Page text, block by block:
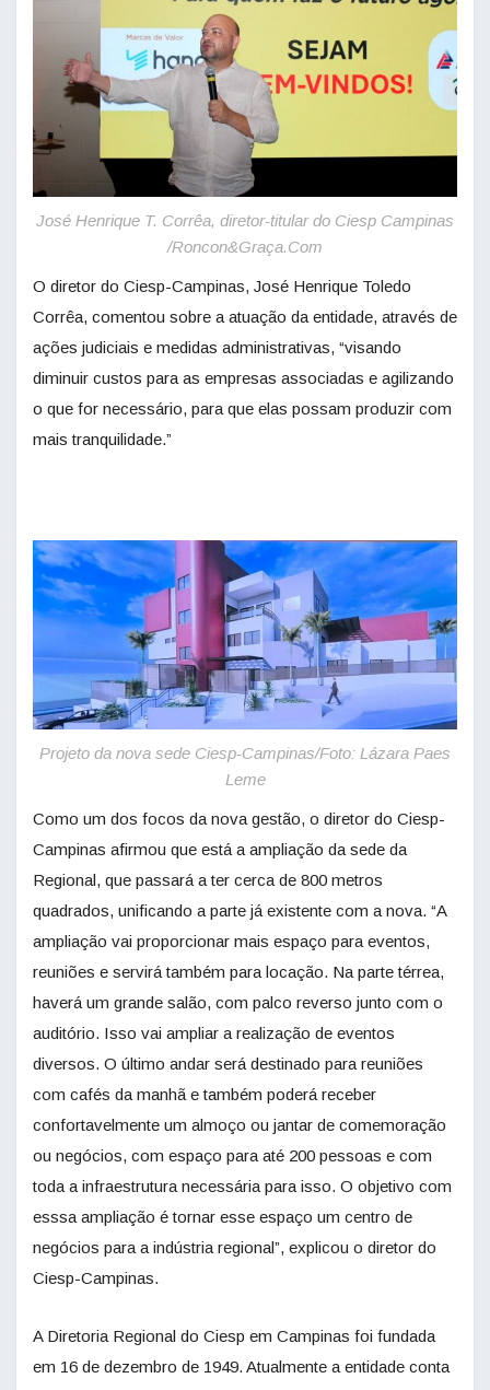
José Henrique T. Corrêa, diretor-titular do Ciesp Campinas
/Roncon&Graça.Com
O diretor do Ciesp-Campinas, José Henrique Toledo
Corrêa, comentou sobre a atuação da entidade, através de
ações judiciais e medidas administrativas, “visando
diminuir custos para as empresas associadas e agilizando
o que for necessário, para que elas possam produzir com
mais tranquilidade.”
Projeto da nova sede Ciesp-Campinas/Foto: Lázara Paes
Leme
Como um dos focos da nova gestão, o diretor do Ciesp-
Campinas afirmou que está a ampliação da sede da
Regional, que passará a ter cerca de 800 metros
quadrados, unificando a parte já existente com a nova. “A
ampliação vai proporcionar mais espaço para eventos,
reuniões e servirá também para locação. Na parte térrea,
haverá um grande salão, com palco reverso junto com o
auditório. Isso vai ampliar a realização de eventos
diversos. O último andar será destinado para reuniões
com cafés da manhã e também poderá receber
confortavelmente um almoço ou jantar de comemoração
ou negócios, com espaço para até 200 pessoas e com
toda a infraestrutura necessária para isso. O objetivo com
esssa ampliação é tornar esse espaço um centro de
negócios para a indústria regional”, explicou o diretor do
Ciesp-Campinas.
A Diretoria Regional do Ciesp em Campinas foi fundada
em 16 de dezembro de 1949. Atualmente a entidade conta